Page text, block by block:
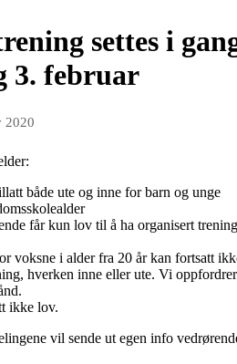
settes i
3. februar
2020
både ute og inne for barn og unge
får kun lov til å ha organisert trening
voksne i alder fra 20 år kan fortsatt
hverken inne eller ute. Vi oppfordrer
ikke lov.
vil sende ut egen info